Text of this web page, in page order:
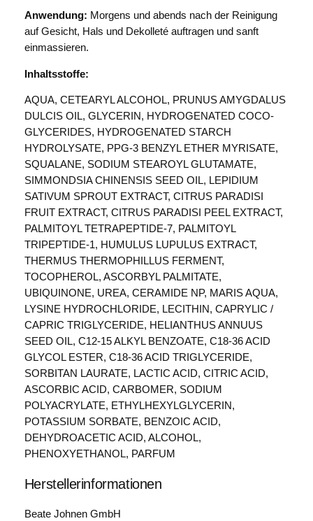
Anwendung: Morgens und abends nach der Reinigung
auf Gesicht, Hals und Dekolleté auftragen und sanft
einmassieren.
Inhaltsstoffe:
AQUA, CETEARYL ALCOHOL, PRUNUS AMYGDALUS
DULCIS OIL, GLYCERIN, HYDROGENATED COCO-
GLYCERIDES, HYDROGENATED STARCH
HYDROLYSATE, PPG-3 BENZYL ETHER MYRISATE,
SQUALANE, SODIUM STEAROYL GLUTAMATE,
SIMMONDSIA CHINENSIS SEED OIL, LEPIDIUM
SATIVUM SPROUT EXTRACT, CITRUS PARADISI
FRUIT EXTRACT, CITRUS PARADISI PEEL EXTRACT,
PALMITOYL TETRAPEPTIDE-7, PALMITOYL
TRIPEPTIDE-1, HUMULUS LUPULUS EXTRACT,
THERMUS THERMOPHILLUS FERMENT,
TOCOPHEROL, ASCORBYL PALMITATE,
UBIQUINONE, UREA, CERAMIDE NP, MARIS AQUA,
LYSINE HYDROCHLORIDE, LECITHIN, CAPRYLIC /
CAPRIC TRIGLYCERIDE, HELIANTHUS ANNUUS
SEED OIL, C12-15 ALKYL BENZOATE, C18-36 ACID
GLYCOL ESTER, C18-36 ACID TRIGLYCERIDE,
SORBITAN LAURATE, LACTIC ACID, CITRIC ACID,
ASCORBIC ACID, CARBOMER, SODIUM
POLYACRYLATE, ETHYLHEXYLGLYCERIN,
POTASSIUM SORBATE, BENZOIC ACID,
DEHYDROACETIC ACID, ALCOHOL,
PHENOXYETHANOL, PARFUM
Herstellerinformationen
Beate Johnen GmbH